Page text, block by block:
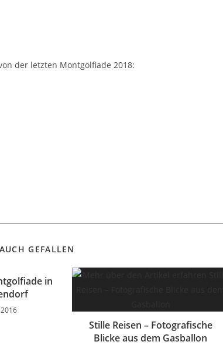
der letzten Montgolfiade 2018:
GEFALLEN
in
Stille Reisen – Fotografische
Blicke aus dem Gasballon